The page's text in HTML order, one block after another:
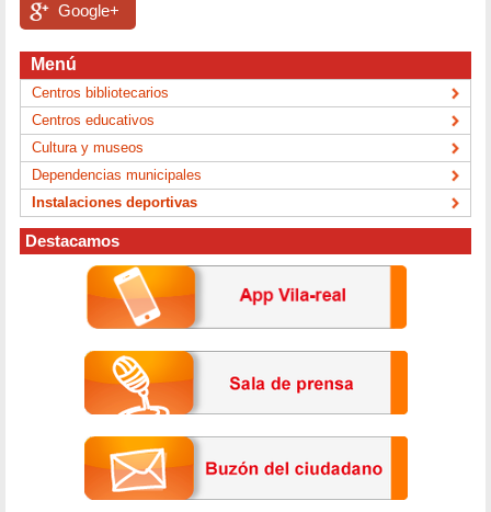
Google+
Menú
Centros bibliotecarios
Centros educativos
Cultura y museos
Dependencias municipales
Instalaciones deportivas
Destacamos